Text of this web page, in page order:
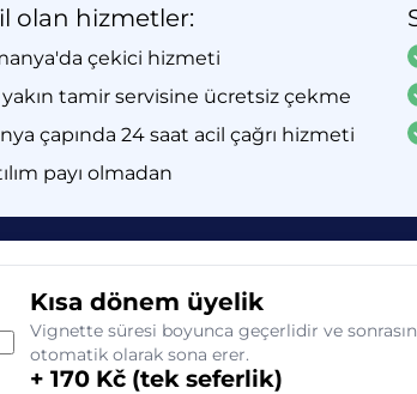
olan hizmetler:
çekici hizmeti
yakın tamir servisine ücretsiz çekme
çapında 24 saat acil çağrı hizmeti
payı olmadan
Kısa dönem üyelik
Vignette süresi boyunca geçerlidir ve
otomatik olarak sona erer.
+ 170 Kč (tek seferlik)